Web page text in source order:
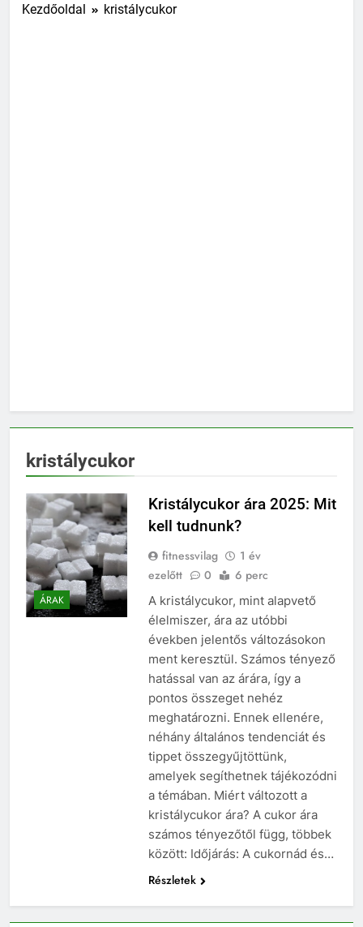
Kezdőoldal kristálycukor
kristálycukor
ÁRAK
Kristálycukor ára 2025: Mit
kell tudnunk?
fitnessvilag
1 év
ezelőtt
0 6 perc
A kristálycukor, mint alapvető
élelmiszer, ára az utóbbi
években jelentős változásokon
ment keresztül. Számos tényező
hatással van az árára, így a
pontos összeget nehéz
meghatározni. Ennek ellenére,
néhány általános tendenciát és
tippet összegyűjtöttünk,
amelyek segíthetnek tájékozódni
a témában. Miért változott a
kristálycukor ára? A cukor ára
számos tényezőtől függ, többek
között: Időjárás: A cukornád és…
Részletek